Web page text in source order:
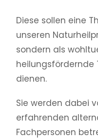
Diese sollen eine
unseren
sondern als
heilungsfördernde
dienen.
Sie werden dabei
erfahrenden
Fachpersonen